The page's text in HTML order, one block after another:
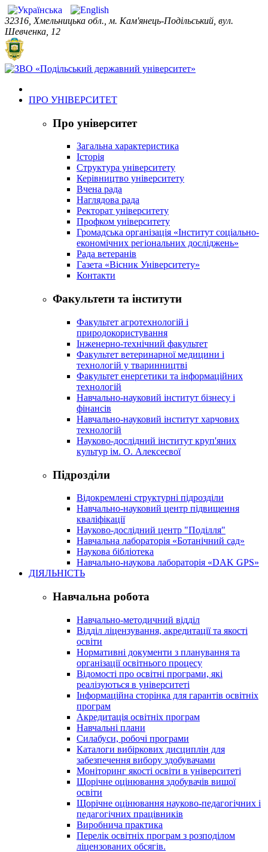
32316, Хмельницька обл., м. Кам'янець-Подільський, вул.
Шевченка, 12
ПРО УНІВЕРСИТЕТ
Про університет
Загальна характеристика
Історія
Структура університету
Керівництво університету
Вчена рада
Наглядова рада
Ректорат університету
Профком університету
Громадська організація «Інститут соціально-
економічних регіональних досліджень»
Рада ветеранів
Газета «Вісник Університету»
Контакти
Факультети та інститути
Факультет агротехнологій і
природокористування
Інженерно-технічний факультет
Факультет ветеринарної медицини і
технологій у тваринництві
Факультет енергетики та інформаційних
технологій
Навчально-науковий інститут бізнесу і
фінансів
Навчально-науковий інститут харчових
технологій
Науково-дослідний інститут круп'яних
культур ім. О. Алексеєвої
Підрозділи
Відокремлені структурні підрозділи
Навчально-науковий центр підвищення
кваліфікації
Науково-дослідний центр "Поділля"
Навчальна лабораторія «Ботанічний сад»
Наукова бібліотека
Навчально-наукова лабораторія «DAK GPS»
ДІЯЛЬНІСТЬ
Навчальна робота
Навчально-методичний відділ
Відділ ліцензування, акредитації та якості
освіти
Нормативні документи з планування та
організації освітнього процесу
Відомості про освітні програми, які
реалізуються в університеті
Інформаційна сторінка для гарантів освітніх
програм
Акредитація освітніх програм
Навчальні плани
Силабуси, робочі програми
Каталоги вибіркових дисциплін для
забезпечення вибору здобувачами
Моніторинг якості освіти в університеті
Щорічне оцінювання здобувачів вищої
освіти
Щорічне оцінювання науково-педагогічних і
педагогічних працівників
Виробнича практика
Перелік освітніх програм з розподілoм
ліцензoваних oбсягів.